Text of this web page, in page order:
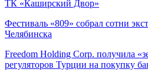
ТК «Каширский Двор»
Фестиваль «809» собрал сотни
Челябинска
Freedom Holding Corp. получила
регуляторов Турции на покупку